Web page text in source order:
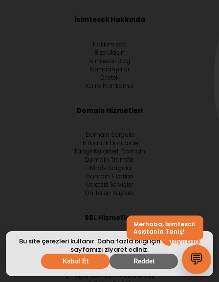
💬
Bu site çerezleri kullanır. Daha fazla bilgi içindetaylı bilgi
sayfamızı ziyaret ediniz.
Kabul Et Reddet
İsimtescil Hakkında
Hakkımızda
Bize Ulaşın
İsimtescil Blog
Kampanyalar
Destek
Kalite Politikamız
Domain Hizmetleri
Domain Sorgula
TR Uzantılı Domainler
Türkçe Karakterli Domain
Domain Transfer
Whoİs Sorgula
Domain Fiyatları
Ücretsiz Servisler
Ön Talep Sayfası
SSL Hizmetleri
TrustSafe Pro
TrustSafe WildCard
TrustSafe BusinessPRO
E-Tuğra Standart SSL
E-Tuğra Standart Wildcard SSL